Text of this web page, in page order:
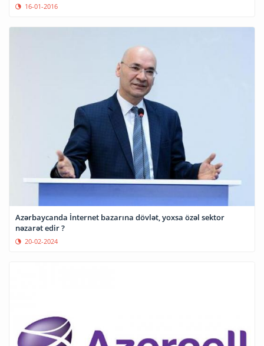
16-01-2016
Azərbaycanda İnternet bazarına dövlət, yoxsa özəl sektor
nəzarət edir ?
20-02-2024